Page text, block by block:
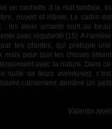
ouvert et intime. Le cadre est
: les deux amants sont au beau
avec régularité [15]. A l’arrière
les plantes, qui pratique une
mais pour que les choses soient
avec la nature. Dans ce
suite de leurs aventures), c’est
calmement derrière un petit
Valentin Noël